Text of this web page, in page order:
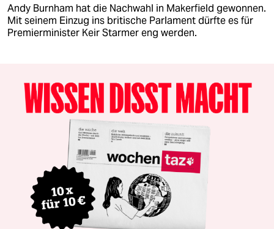
Andy Burnham hat die Nachwahl in Makerfield gewonnen.
Mit seinem Einzug ins britische Parlament dürfte es für
Premierminister Keir Starmer eng werden.